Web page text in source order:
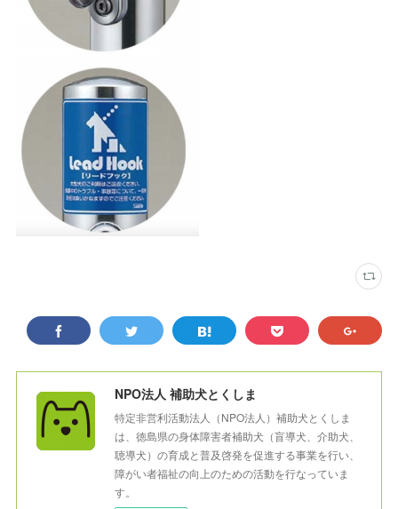
NPO法人 補助犬とくしま
特定非営利活動法人（NPO法人）補助犬とくしま
は、徳島県の身体障害者補助犬（盲導犬、介助犬、
聴導犬）の育成と普及啓発を促進する事業を行い、
障がい者福祉の向上のための活動を行なっていま
す。